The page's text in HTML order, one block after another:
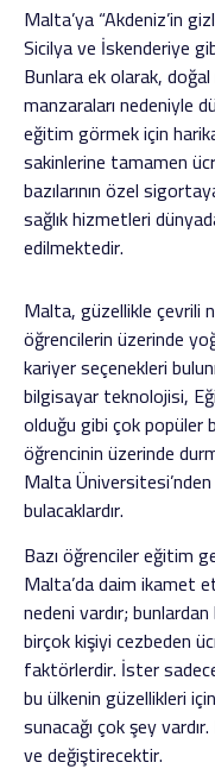
Malta’ya “Akdeniz’in
Sicilya ve İskenderiye
Bunlara ek olarak,
manzaraları nedeniyle
eğitim görmek için
sakinlerine tamamen
bazılarının özel
sağlık hizmetleri
edilmektedir.
Malta, güzellikle çevrili
öğrencilerin üzerinde
kariyer seçenekleri
bilgisayar teknolojisi,
olduğu gibi çok popüler
öğrencinin üzerinde
Malta
bulacaklardır.
Bazı öğrenciler eğitim
Malta’da daim ikamet
nedeni vardır;
birçok kişiyi cezbeden
faktörlerdir. İster
bu ülkenin güzellikleri
sunacağı çok şey
ve değiştirecektir.